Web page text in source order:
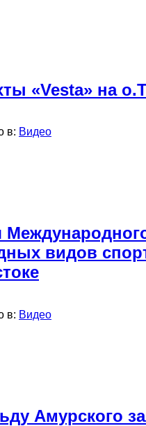
«Vesta» на
в: Видео
видов
в: Видео
Амурского